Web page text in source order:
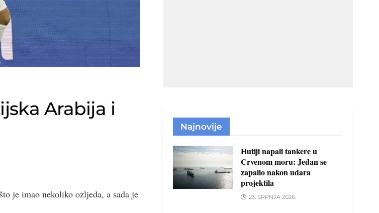
Arabija i
je imao nekoliko ozljeda, a sada je
Najnovije
Hutiji napali tankere u
Crvenom moru: Jedan se
zapalio nakon udara
projektila
23. SRPNJA 2026.